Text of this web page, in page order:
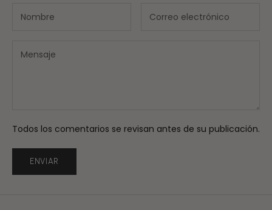
Todos los comentarios se revisan antes de su publicación.
ENVIAR